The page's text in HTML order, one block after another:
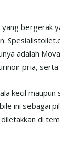
bergerak
adalah
pria,
kecil
ini sebagai
di